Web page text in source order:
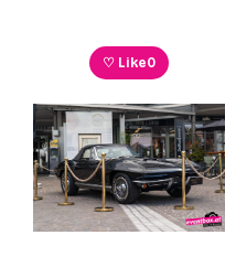
♡ Like0